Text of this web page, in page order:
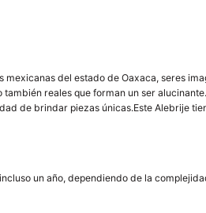
del estado de Oaxaca, seres
reales que forman un ser
de brindar piezas únicas.Este Alebrije
un año, dependiendo de la